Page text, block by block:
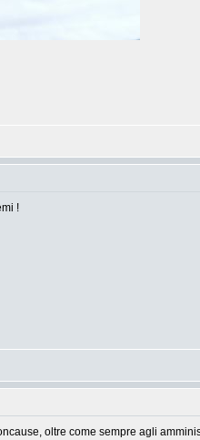
!
oltre come sempre agli